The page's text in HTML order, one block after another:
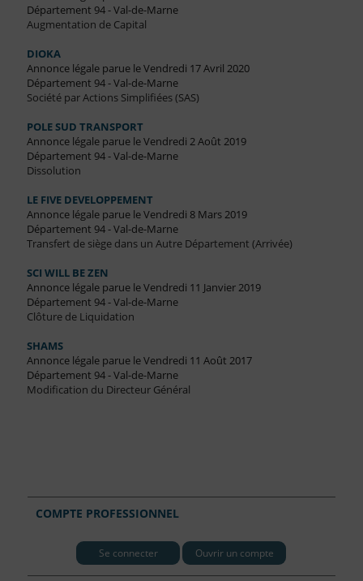
Département 94 - Val-de-Marne
Augmentation de Capital
DIOKA
Annonce légale parue le Vendredi 17 Avril 2020
Département 94 - Val-de-Marne
Société par Actions Simplifiées (SAS)
POLE SUD TRANSPORT
Annonce légale parue le Vendredi 2 Août 2019
Département 94 - Val-de-Marne
Dissolution
LE FIVE DEVELOPPEMENT
Annonce légale parue le Vendredi 8 Mars 2019
Département 94 - Val-de-Marne
Transfert de siège dans un Autre Département (Arrivée)
SCI WILL BE ZEN
Annonce légale parue le Vendredi 11 Janvier 2019
Département 94 - Val-de-Marne
Clôture de Liquidation
SHAMS
Annonce légale parue le Vendredi 11 Août 2017
Département 94 - Val-de-Marne
Modification du Directeur Général
COMPTE PROFESSIONNEL
Se connecter Ouvrir un compte